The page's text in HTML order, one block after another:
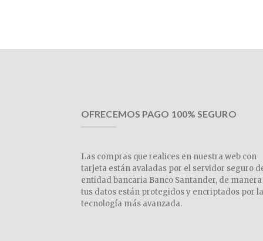
OFRECEMOS PAGO 100% SEGURO
Las compras que realices en nuestra web con
tarjeta están avaladas por el servidor seguro
entidad bancaria Banco Santander, de manera
tus datos están protegidos y encriptados por la
tecnología más avanzada.